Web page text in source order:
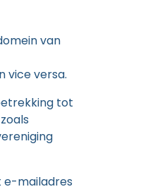
van
vice versa.
tot
e-mailadres